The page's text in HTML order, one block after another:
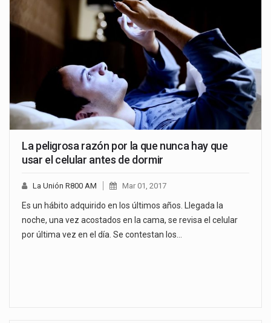
La peligrosa razón por la que nunca hay que
usar el celular antes de dormir
La Unión R800 AM Mar 01, 2017
Es un hábito adquirido en los últimos años. Llegada la
noche, una vez acostados en la cama, se revisa el celular
por última vez en el día. Se contestan los…